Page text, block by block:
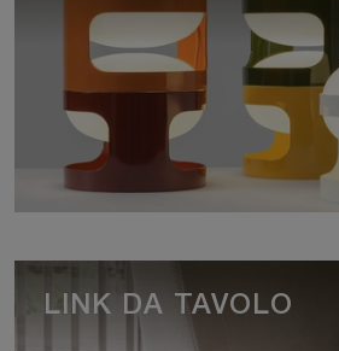
LINK DA TAVOLO